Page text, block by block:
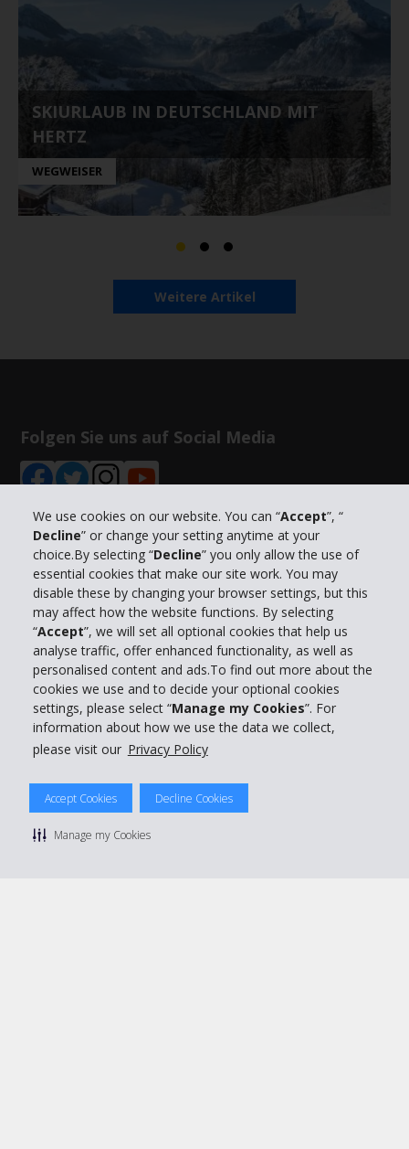
We use cookies on our website. You can “Accept”, “
Decline” or change your setting anytime at your
choice.By selecting “Decline” you only allow the use of
essential cookies that make our site work. You may
disable these by changing your browser settings, but this
may affect how the website functions. By selecting
“Accept”, we will set all optional cookies that help us
analyse traffic, offer enhanced functionality, as well as
personalised content and ads.To find out more about the
cookies we use and to decide your optional cookies
settings, please select “Manage my Cookies”. For
information about how we use the data we collect,
please visit our Privacy Policy
Accept Cookies Decline Cookies
Manage my Cookies
SKIURLAUB IN DEUTSCHLAND MIT
HERTZ
WEGWEISER
Weitere Artikel
Folgen Sie uns auf Social Media
Unternehmensinformation
Partner
Kundenservice
Mieten bei Hertz
© 2026 The Hertz System, Inc.
Datenschutzrichtlinie
Sitemap Cookies verwalten